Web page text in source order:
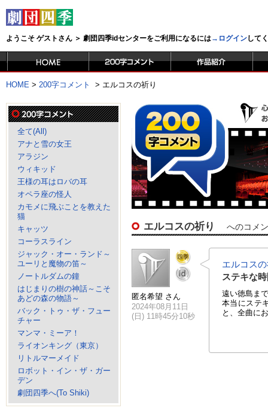
ようこそ ゲストさん ＞ 劇団四季idセンターをご利用になるには→ログインして
HOME > 200字コメント > エルコスの祈り
全て(All)
アナと雪の女王
アラジン
ウィキッド
王様の耳はロバの耳
オペラ座の怪人
カモメに飛ぶことを教えた
猫
キャッツ
コーラスライン
ジャック・オー・ランド～
ユーリと魔物の笛～
ノートルダムの鐘
はじまりの樹の神話～こそ
あどの森の物語～
バック・トゥ・ザ・フュー
チャー
マンマ・ミーア！
ライオンキング（東京）
リトルマーメイド
ロボット・イン・ザ・ガー
デン
劇団四季へ(To Shiki)
エルコスの祈り へのコメ
匿名希望 さん
2024年08月11日
(日) 11時45分10秒
エルコス
ステキな
遠い徳島ま
本当にステ
と、全曲に